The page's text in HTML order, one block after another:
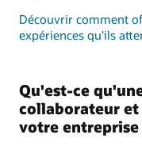
Découvrir comment
expériences qu'ils
Qu'est-ce
collaborateur
votre entreprise